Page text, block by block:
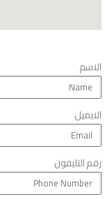
الاسم
الايميل
رقم التليفون